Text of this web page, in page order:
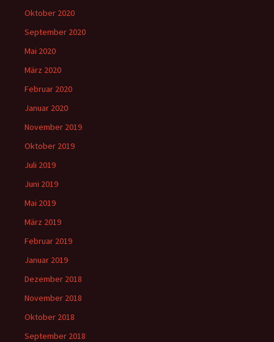
Oktober 2020
September 2020
Mai 2020
März 2020
Februar 2020
Januar 2020
November 2019
Oktober 2019
Juli 2019
Juni 2019
Mai 2019
März 2019
Februar 2019
Januar 2019
Dezember 2018
November 2018
Oktober 2018
September 2018